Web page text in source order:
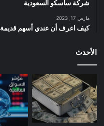
شركة ساسكو السعودية
مارس 17, 2023
كيف اعرف أن عندي أسهم قديمة
الأحدث